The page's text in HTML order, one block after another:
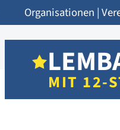
Organisationen |
MIT 12-